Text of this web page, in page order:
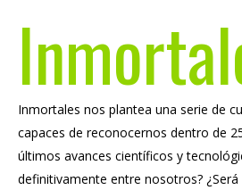
Inmortales nos plantea una serie de
capaces de reconocernos dentro de
últimos avances científicos y
definitivamente entre nosotros?